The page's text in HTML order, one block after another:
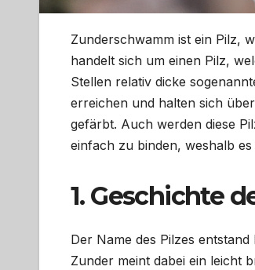
Zunderschwamm ist ein Pilz,
handelt sich um einen Pilz,
Stellen relativ dicke
erreichen und halten sich
gefärbt. Auch werden diese
einfach zu binden, weshalb
1. Geschichte
Der Name des Pilzes
Zunder meint dabei ein leicht